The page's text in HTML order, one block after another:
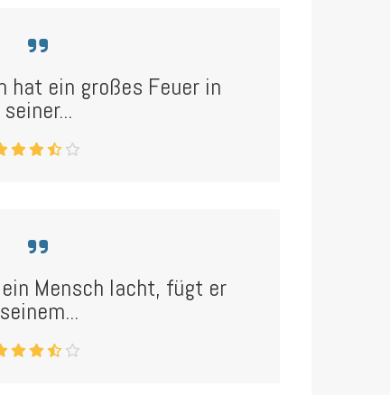
hat ein großes Feuer in
seiner...
Mensch lacht, fügt er
seinem...